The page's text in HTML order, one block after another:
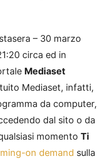
– 30 marzo
circa ed in
Mediaset
Mediaset, infatti,
da computer,
dal sito o da
momento Ti
on demand sulla